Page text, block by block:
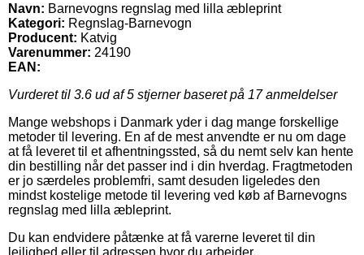
Navn: Barnevogns regnslag med lilla æbleprint
Kategori: Regnslag-Barnevogn
Producent: Katvig
Varenummer: 24190
EAN:
Vurderet til 3.6 ud af 5 stjerner baseret på 17anmeldelser
Mange webshops i Danmark yder i dag mange forskellige
metoder til levering. En af de mest anvendte er nu om dage
at få leveret til et afhentningssted, så du nemt selv kan hente
din bestilling når det passer ind i din hverdag. Fragtmetoden
er jo særdeles problemfri, samt desuden ligeledes den
mindst kostelige metode til levering ved køb af Barnevogns
regnslag med lilla æbleprint.
Du kan endvidere påtænke at få varerne leveret til din
lejlighed eller til adressen hvor du arbejder.